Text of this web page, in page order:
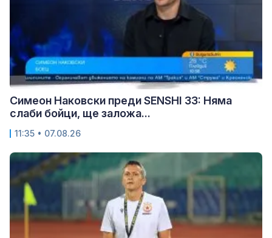
Симеон Наковски преди SENSHI 33: Няма
слаби бойци, ще заложа...
11:35 • 07.08.26